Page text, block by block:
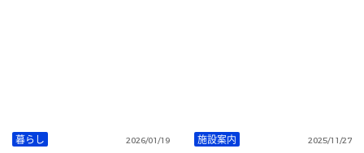
暮らし 2026/01/19 施設案内 2025/11/27